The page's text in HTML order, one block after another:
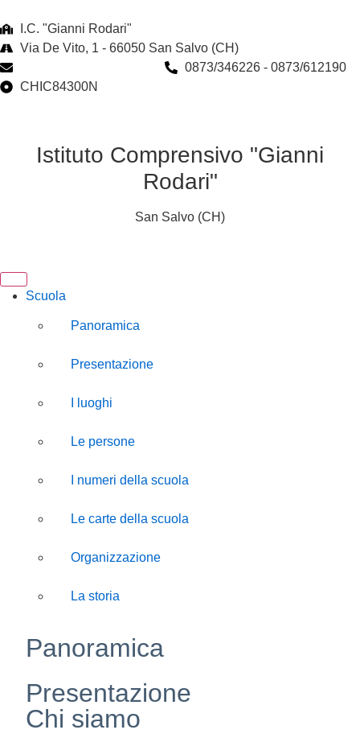
I.C. "Gianni Rodari"
Via De Vito, 1 - 66050 San Salvo (CH)
0873/346226 - 0873/612190
CHIC84300N
Istituto Comprensivo "Gianni
Rodari"
San Salvo (CH)
Scuola
Panoramica
Presentazione
I luoghi
Le persone
I numeri della scuola
Le carte della scuola
Organizzazione
La storia
Panoramica
Presentazione
Chi siamo